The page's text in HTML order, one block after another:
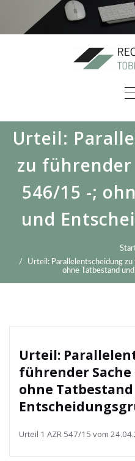
Urteil:
zu führender
546/15 -;
und
Urteil: Parallelentscheidung
ohne Tatbestand
Urteil:
führender Sache
ohne
Urteil 1 AZR 547/15 vom